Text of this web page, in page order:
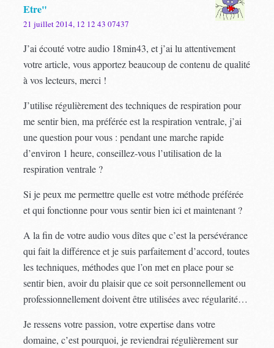
Etre"
21 juillet 2014, 12 12 43 07437
J’ai écouté votre audio 18min43, et j’ai lu attentivement
votre article, vous apportez beaucoup de contenu de qualité
à vos lecteurs, merci !
J’utilise régulièrement des techniques de respiration pour
me sentir bien, ma préférée est la respiration ventrale, j’ai
une question pour vous : pendant une marche rapide
d’environ 1 heure, conseillez-vous l’utilisation de la
respiration ventrale ?
Si je peux me permettre quelle est votre méthode préférée
et qui fonctionne pour vous sentir bien ici et maintenant ?
A la fin de votre audio vous dîtes que c’est la persévérance
qui fait la différence et je suis parfaitement d’accord, toutes
les techniques, méthodes que l’on met en place pour se
sentir bien, avoir du plaisir que ce soit personnellement ou
professionnellement doivent être utilisées avec régularité…
Je ressens votre passion, votre expertise dans votre
domaine, c’est pourquoi, je reviendrai régulièrement sur